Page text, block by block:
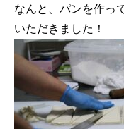
なんと、パンを作っ